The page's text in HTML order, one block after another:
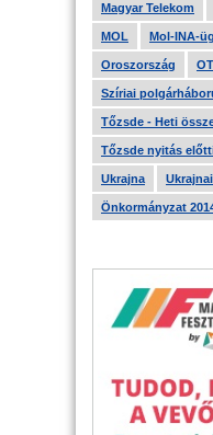
Magyar Telekom
MOL Mol-INA-
Oroszország
Szíriai
Tőzsde - Heti
Tőzsde nyitás
Ukrajna
Önkormányzat